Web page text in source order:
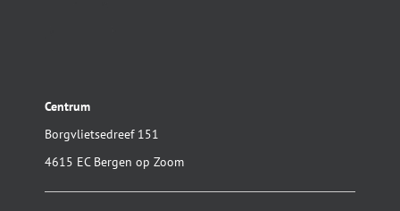
Centrum
Borgvlietsedreef 151
4615 EC Bergen op Zoom